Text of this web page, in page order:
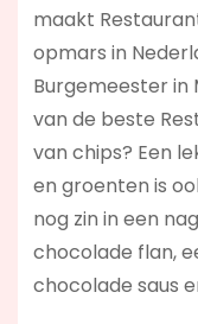
maakt
opmars in
Burgemeester
van de beste
van chips? Een
en groenten is
nog zin in een
chocolade flan,
chocolade saus